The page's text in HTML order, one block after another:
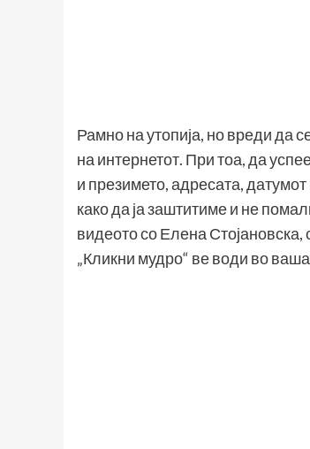
Рамно на утопија, но вреди да
на интернетот. При тоа, да
и презимето, адресата,
како да ја заштитиме и не
видеото со Елена Стојановска,
„Кликни мудро“ ве води во